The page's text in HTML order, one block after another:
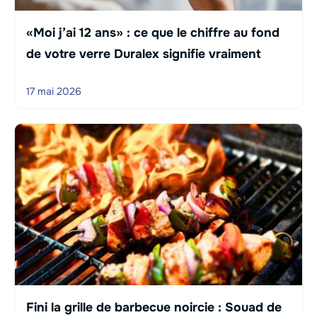
«Moi j’ai 12 ans» : ce que le chiffre au fond
de votre verre Duralex signifie vraiment
17 mai 2026
Fini la grille de barbecue noircie : Souad de